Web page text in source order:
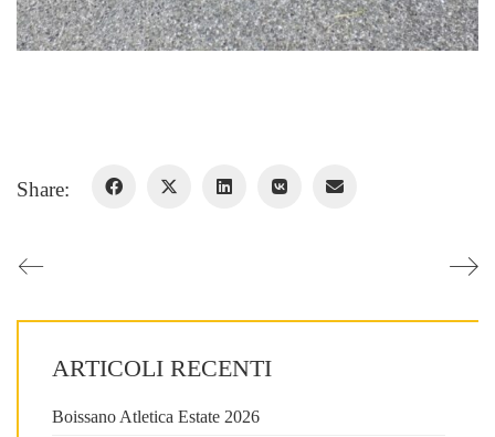
Share:
ARTICOLI RECENTI
Boissano Atletica Estate 2026